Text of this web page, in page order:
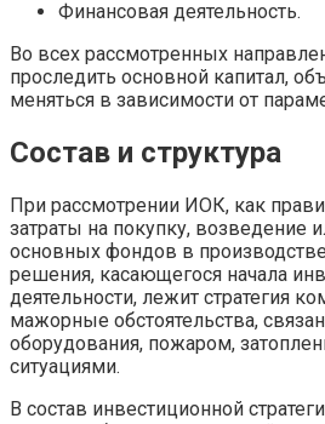
Финансовая деятельность.
Во всех рассмотренных
проследить основной капитал,
меняться в зависимости от
Состав и структура
При рассмотрении ИОК, как
затраты на покупку, возведение
основных фондов в
решения, касающегося начала
деятельности, лежит стратегия
мажорные обстоятельства,
оборудования, пожаром,
ситуациями.
В состав инвестиционной